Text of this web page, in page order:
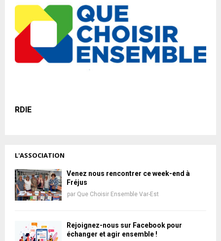
RDIE
L'ASSOCIATION
Venez nous rencontrer ce week-end à
Fréjus
par Que Choisir Ensemble Var-Est
Rejoignez-nous sur Facebook pour
échanger et agir ensemble !